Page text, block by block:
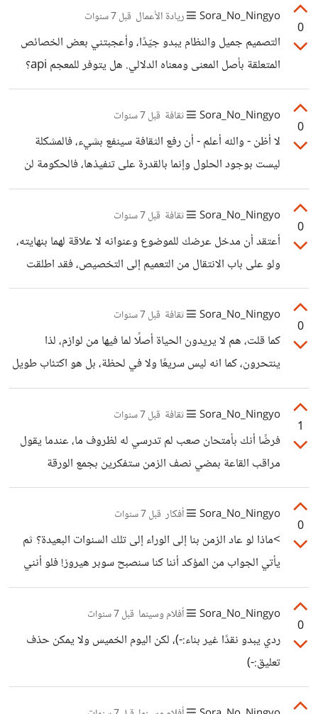
0
Sora_No_Ningyo ريادة الأعمال قبل 7 سنوات
التصميم جميل والنظام يبدو جيّدًا، وأعجبتني بعض الخصائص
المتعلقة بأصل المعنى ومعناه الدلالي. هل يتوفر للمعجم api؟
0
Sora_No_Ningyo ثقافة قبل 7 سنوات
لا أظن - والله أعلم - أن رفع الثقافة سينفع بشيء، فالمشكلة
ليست بوجود الحلول وإنما بالقدرة على تنفيذها، فالحكومة لن
تدفع لك فلسًا واحدًا لبناء نظام إلكتروني على سبيل المثال، ليقلل
من الضغط على الإجراء الحكومي الورقي، فحتى لو علمت الناس
كيف يستخدمونه فلا فائدة من ذلك لعدم وجوده. وبالنسبة
لموضوع العدل الإجتماعي، فلا اظنك تستطيع تخصيصهم بفرق،
تحليل أشياء
0
Sora_No_Ningyo ثقافة قبل 7 سنوات
أعتقد أن مدخل عرضك للموضوع وعنوانه لا علاقة لهما بنهايته،
ولو على باب الانتقال من التعميم إلى التخصيص، فقد اطلقت
أحكامك على الروتين كله وأنت تقصد جزءًا فيه. وبالنسبة
للروتين الحكومي، فلدينا بضعة حلول ممكنة، أولها هي بتغيير
الحكومة نفسها، وهذا ما نتج عن ثورات الربيع العربي لتأتي
حكومات أسوء، لكن أن حظت بقيادة جيّدة فقد تأتي بحكومة
جيًدة،ثاني هذه الحلول أن تأتي بعصبة من قومك لتقضوا مصلحة
شهادة
0
Sora_No_Ningyo ثقافة قبل 7 سنوات
كما قلت، هم لا يريدون الحياة أصلًا لما فيها من لوازم، لذا
ينتحرون، كما انه ليس سريعًا ولا في لحظة، بل هو اكتئاب طويل
قد يدوم سنينًا طويلة، وكما أنه يكون خلاصًا لحظيًا لهم فعلًا إذا
كانوا مؤمنين بالآخرة، ولو كانوا كافرين بها فخلاص أبدي
باعتقادهم، ولا ريب بأنها مجرد لحظة يرى فيها سراب النعيم الذي
يريده ثم يختفي ليرى حقيقة الموت المرعبة، لذا ترين كثيرًا ممن
انتحروا وفشلوا عاشوا حياة أموات بدلًا من أنهاء حياتهم بانفسهم
1
Sora_No_Ningyo ثقافة قبل 7 سنوات
فرضًا أنك بأمتحان صعب لم تدرسي له لظروف ما، عندما يقول
مراقب القاعة بمضي نصف الزمن ستفكرين بجمع الورقة
والخلاص من هذا الجحيم، لانك لا تستطيعين فعل شيء ولكن
يجب عليك ذلك، هذه هي الفكرة ببساطة، ينتحر الناس ليخلصوا
من اتخاذ قراراتهم، لكي يحرروا أنفسهم من لوازم أكمال حياتهم،
غير أبهين بما قد يؤثر عليهم هذا، تتضح هذه الفكرة عند ترددك
في تسليم الورقة، وترددك في الانتحار
0
Sora_No_Ningyo أفكار قبل 7 سنوات
>ماذا لو عاد الزمن بنا إلى الوراء إلى تلك السنوات البعيدة؟ ثم
يأتي الجواب من المؤكد أننا كنا سنصبح سوبر هيروز! فلو أنني
بدأت تلك الشركة لكنت الآن أناطح جيف بيزوس أو على الأقل
بيل جيتس! في الواقع يمكنك صناعة اسم لك الان في المجالات
الجديدة ليتمنى شخص ما بعد ٢٠ سنة مناطحتك:-)
0
Sora_No_Ningyo أفلام وسينما قبل 7 سنوات
ردي يبدو نقدًا غير بناء:-)، لكن اليوم الخميس ولا يمكن حذف
تعليق:-)